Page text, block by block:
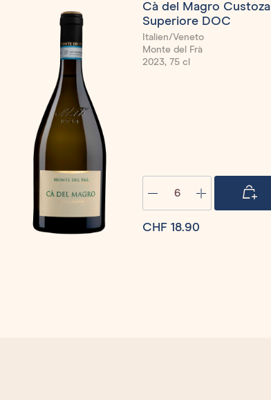
Cà del Magro Custoza
Superiore DOC
Italien/Veneto
Monte del Frà
2023, 75 cl
CHF 18.90